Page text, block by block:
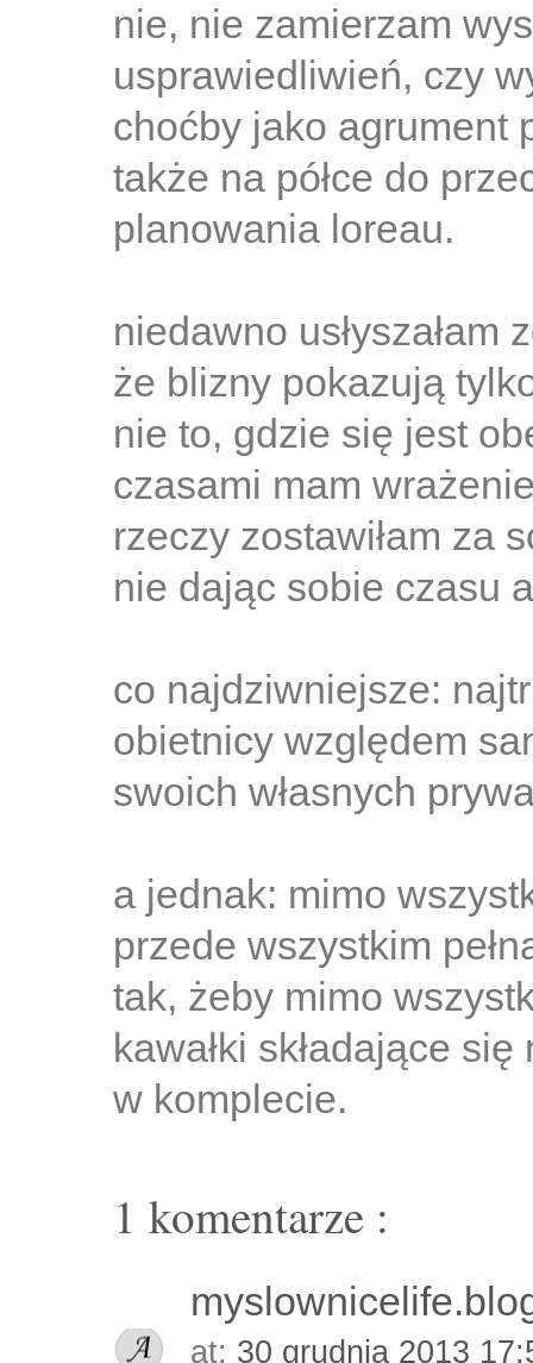
nie, nie zamierzam
usprawiedliwień, czy
choćby jako agrument
także na półce do
planowania loreau.
niedawno usłyszałam
że blizny pokazują
nie to, gdzie się jest
czasami mam
rzeczy zostawiłam za
nie dając sobie czasu
co najdziwniejsze:
obietnicy względem
swoich własnych
a jednak: mimo
przede wszystkim
tak, żeby mimo
kawałki składające
w komplecie.
1 komentarze :
at: 30 grudnia 2013